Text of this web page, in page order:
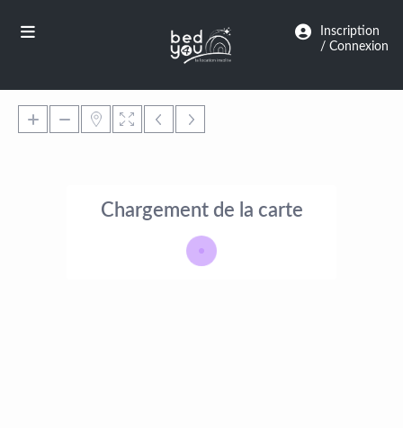
Inscription
/ Connexion
Chargement de la carte